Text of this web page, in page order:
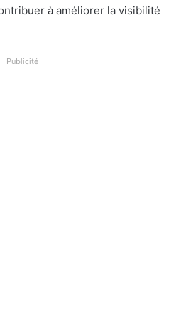
à améliorer la visibilité
Publicité